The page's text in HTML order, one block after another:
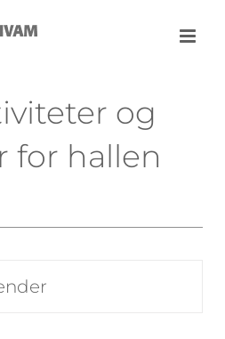
og
for hallen